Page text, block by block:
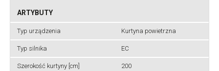
ARTYBUTY
Typ urządzenia Kurtyna powietrzna
Typ silnika EC
Szerokość kurtyny [cm] 200